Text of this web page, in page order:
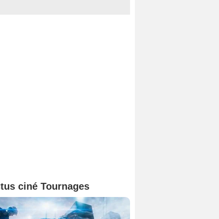
ciné Tournages